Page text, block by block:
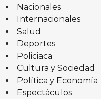
Nacionales
Internacionales
Salud
Deportes
Policiaca
Cultura y Sociedad
Política y Economía
Espectáculos